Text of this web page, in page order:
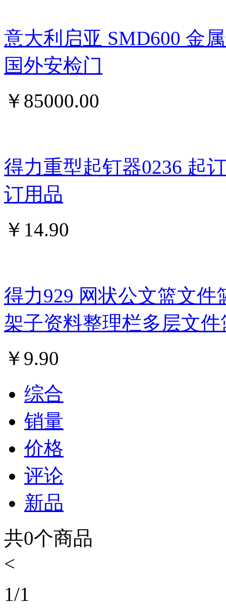
意大利启亚 SMD600 金
国外安检门
￥ 85000.00
得力重型起钉器0236 起
订用品
￥ 14.90
得力929 网状公文篮文
架子资料整理栏多层文件
￥ 9.90
综合
销量
价格
评论
新品
共0个商品
<
1/1